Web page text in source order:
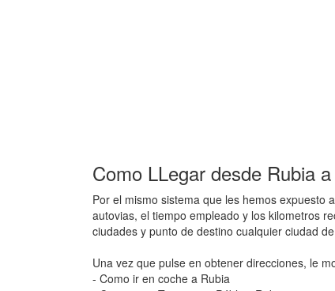
Como LLegar desde Rubia
Por el mismo sistema que les hemos expuesto
autovias, el tiempo empleado y los kilometros
ciudades y punto de destino cualquier ciudad
Una vez que pulse en obtener direcciones, le
- Como ir en coche a Rubia